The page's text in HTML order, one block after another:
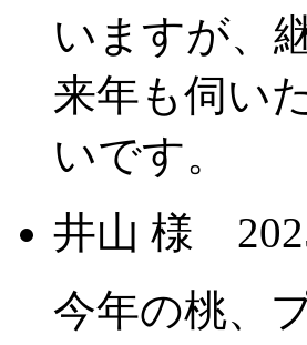
いますが、
来年も伺い
いです。
井山 様
今年の桃、